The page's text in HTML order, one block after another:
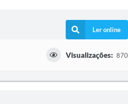
Ler online
Visualizações: 870